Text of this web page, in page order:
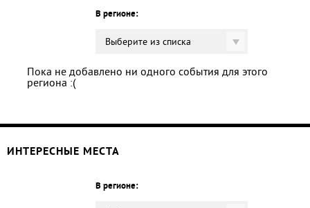
В регионе:
Выберите из списка
Пока не добавлено ни одного события для этого
региона :(
ИНТЕРЕСНЫЕ МЕСТА
В регионе: